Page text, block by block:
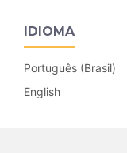
IDIOMA
Português (Brasil)
English